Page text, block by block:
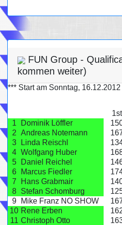
FUN Group -
kommen weiter)
*** Start am Sonntag,
1st
1
Dominik Löffler
2 Andreas Notemann
3
Linda Reischl
4 Wolfgang Huber
5
Daniel Reichel
6
Marcus Fiedler
7
Hans Grabmair
8
Stefan Schomburg
9
Mike Franz NO SHOW
10 Rene Erben
11 Christoph Otto